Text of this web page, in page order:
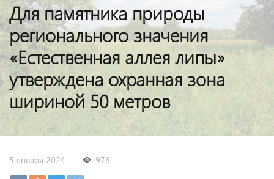
Для памятника природы
регионального значения
«Естественная аллея липы»
утверждена охранная зона
шириной 50 метров
5 января 2024 976